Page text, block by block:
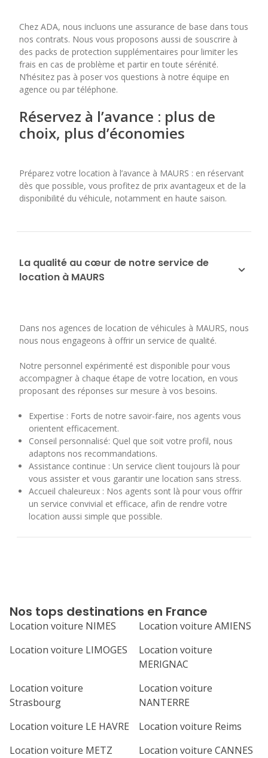
Chez ADA, nous incluons une assurance de base dans tous
nos contrats. Nous vous proposons aussi de souscrire à
des packs de protection supplémentaires pour limiter les
frais en cas de problème et partir en toute sérénité.
N’hésitez pas à poser vos questions à notre équipe en
agence ou par téléphone.
Réservez à l’avance : plus de
choix, plus d’économies
Préparez votre location à l’avance à MAURS : en réservant
dès que possible, vous profitez de prix avantageux et de la
disponibilité du véhicule, notamment en haute saison.
La qualité au cœur de notre service de
location à MAURS
Dans nos agences de location de véhicules à MAURS, nous
nous nous engageons à offrir un service de qualité.
Notre personnel expérimenté est disponible pour vous
accompagner à chaque étape de votre location, en vous
proposant des réponses sur mesure à vos besoins.
Expertise : Forts de notre savoir-faire, nos agents vous
orientent efficacement.
Conseil personnalisé: Quel que soit votre profil, nous
adaptons nos recommandations.
Assistance continue : Un service client toujours là pour
vous assister et vous garantir une location sans stress.
Accueil chaleureux : Nos agents sont là pour vous offrir
un service convivial et efficace, afin de rendre votre
location aussi simple que possible.
Nos tops destinations en France
Location voiture NIMES
Location voiture AMIENS
Location voiture LIMOGES
Location voiture
MERIGNAC
Location voiture
Strasbourg
Location voiture
NANTERRE
Location voiture LE HAVRE
Location voiture Reims
Location voiture METZ
Location voiture CANNES